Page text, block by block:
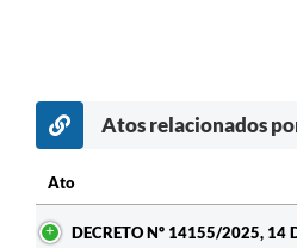
Atos relacionados
Ato
DECRETO Nº 14155/2025, 14